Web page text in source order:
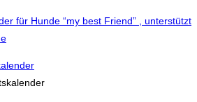
für Hunde “my best Friend” , unterstützt